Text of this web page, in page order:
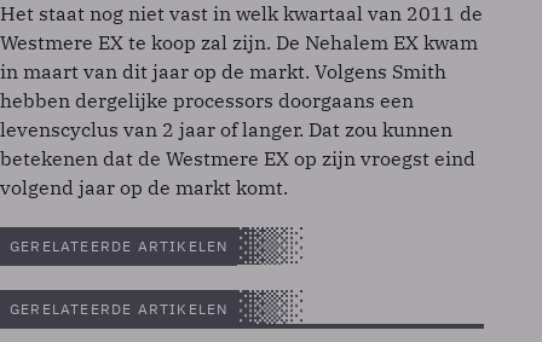
Het staat nog niet vast in welk kwartaal van 2011 de
Westmere EX te koop zal zijn. De Nehalem EX kwam
in maart van dit jaar op de markt. Volgens Smith
hebben dergelijke processors doorgaans een
levenscyclus van 2 jaar of langer. Dat zou kunnen
betekenen dat de Westmere EX op zijn vroegst eind
volgend jaar op de markt komt.
GERELATEERDE ARTIKELEN
GERELATEERDE ARTIKELEN